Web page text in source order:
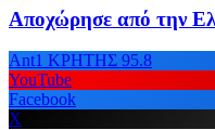
Αποχώρησε από την
Ant1 ΚΡΗΤΗΣ 95.8
YouTube
Facebook
X